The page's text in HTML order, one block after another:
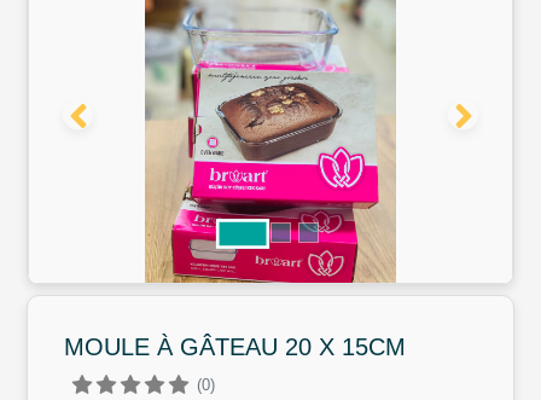
MOULE À GÂTEAU 20 X 15CM
(0)